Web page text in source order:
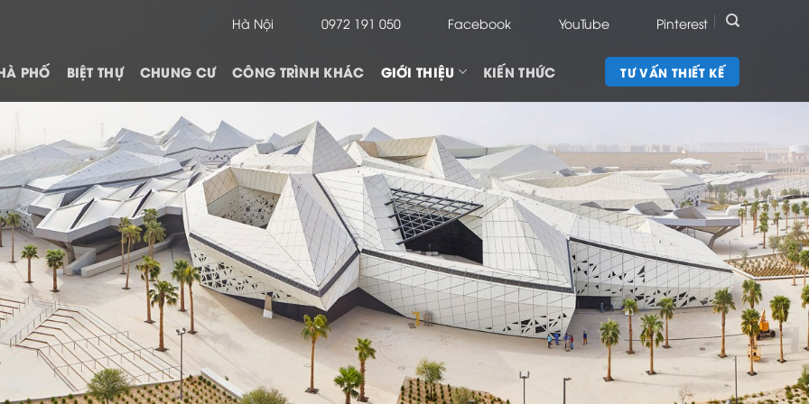
Hà Nội 0972 191 050 Facebook YouTube Pinterest
PHỐ BIỆT THỰ CHUNG CƯ CÔNG TRÌNH KHÁC GIỚI THIỆU KIẾN THỨC TƯ VẤN THIẾT KẾ